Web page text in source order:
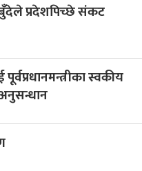
प्रदेशपिच्छे संकट
स्वकीय